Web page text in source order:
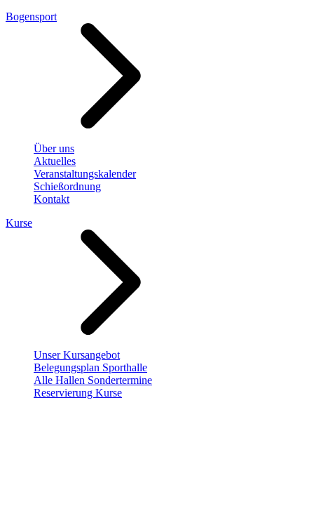
Bogensport
Über uns
Aktuelles
Veranstaltungskalender
Schießordnung
Kontakt
Kurse
Unser Kursangebot
Belegungsplan Sporthalle
Alle Hallen Sondertermine
Reservierung Kurse